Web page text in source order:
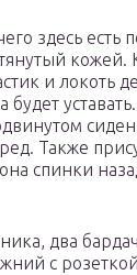
здесь есть
кожей.
и локоть
Также
спинки
два
с